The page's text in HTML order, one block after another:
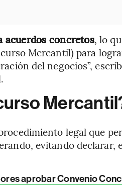
acuerdos concretos, lo
Mercantil) para
del negocios”,
legal que
evitando declarar,
aprobar Convenio